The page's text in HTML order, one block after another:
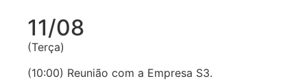
11/08
(Terça)
(10:00) Reunião com a Empresa S3.